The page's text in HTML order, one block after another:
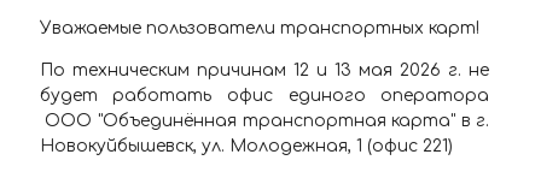
Уважаемые пользователи транспортных карт!
По техническим причинам 12 и 13 мая 2026 г. не
будет работать офис единого оператора
ООО "Объединённая транспортная карта" в г.
Новокуйбышевск, ул. Молодежная, 1 (офис 221)